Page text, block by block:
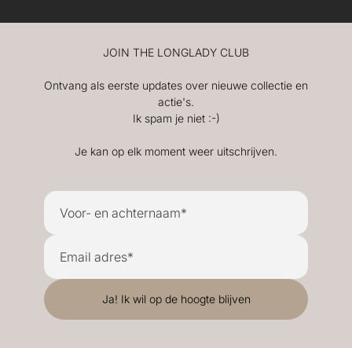
JOIN THE LONGLADY CLUB
Ontvang als eerste updates over nieuwe collectie en
actie's.
Ik spam je niet :-)
Je kan op elk moment weer uitschrijven.